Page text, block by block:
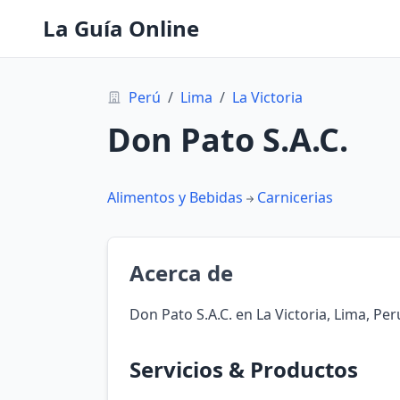
La Guía Online
Perú / Lima / La Victoria
Don Pato S.A.C.
Alimentos y Bebidas Carnicerias
Acerca de
Don Pato S.A.C. en La Victoria, Lima,
Servicios & Productos